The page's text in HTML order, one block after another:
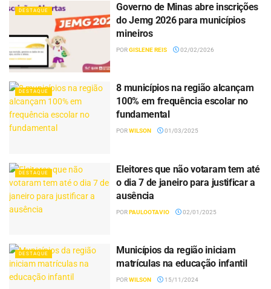
DESTAQUE
Governo de Minas abre inscrições
do Jemg 2026 para municípios
mineiros
PORGISLENE REIS 02/02/2026
DESTAQUE
8 municípios na região alcançam
100% em frequência escolar no
fundamental
PORWILSON 01/03/2025
DESTAQUE
Eleitores que não votaram tem até
o dia 7 de janeiro para justificar a
ausência
PORPAULOOTAVIO 02/01/2025
DESTAQUE
Municípios da região iniciam
matrículas na educação infantil
PORWILSON 15/11/2024